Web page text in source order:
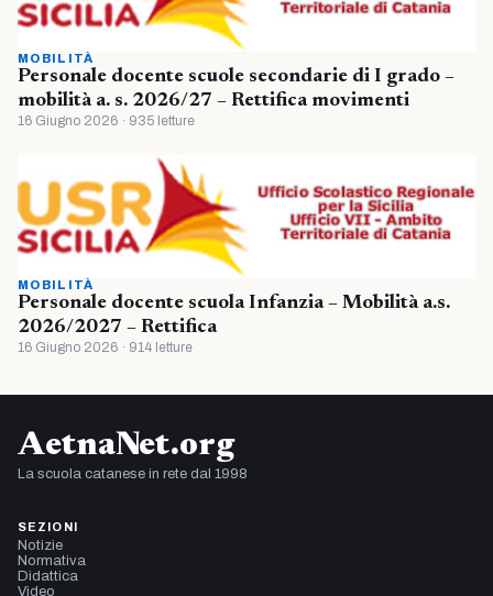
MOBILITÀ
Personale docente scuole secondarie di I grado –
mobilità a. s. 2026/27 – Rettifica movimenti
16 Giugno 2026 · 935 letture
MOBILITÀ
Personale docente scuola Infanzia – Mobilità a.s.
2026/2027 – Rettifica
16 Giugno 2026 · 914 letture
AetnaNet.org
La scuola catanese in rete dal 1998
SEZIONI
Notizie
Normativa
Didattica
Video